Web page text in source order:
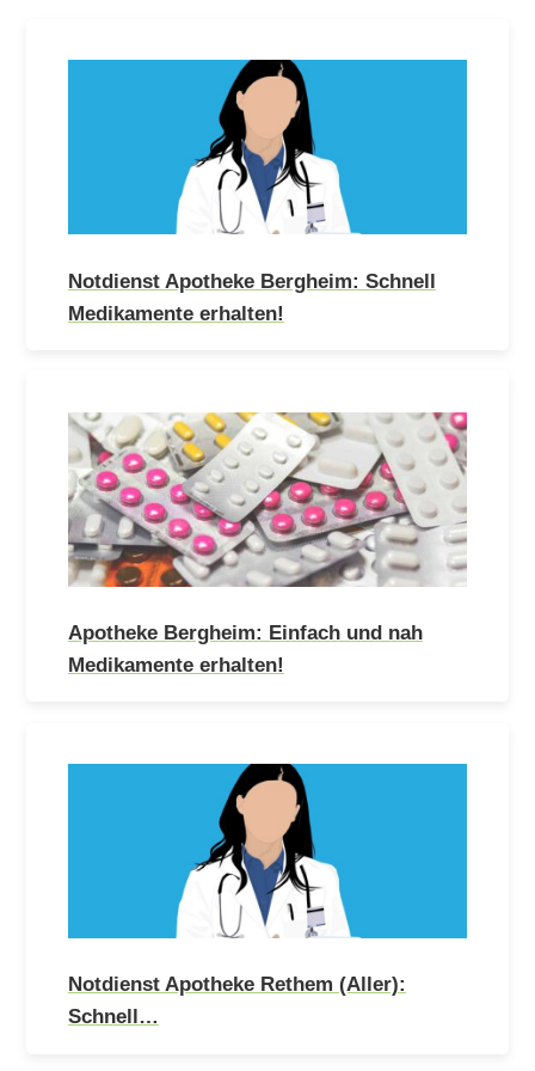
Notdienst Apotheke Bergheim: Schnell
Medikamente erhalten!
Apotheke Bergheim: Einfach und nah
Medikamente erhalten!
Notdienst Apotheke Rethem (Aller):
Schnell…